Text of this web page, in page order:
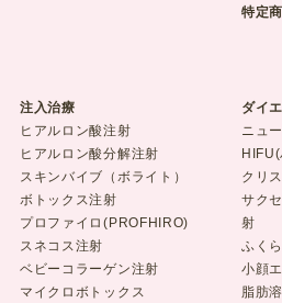
特定
注入治療
ヒアルロン酸注射
ヒアルロン酸分解注射
スキンバイブ（ボライト）
ボトックス注射
プロファイロ(PROFHIRO)
スネコス注射
ベビーコラーゲン注射
マイクロボトックス
ダイ
ニュ
クリ
サク
射
ふく
小顔
脂肪